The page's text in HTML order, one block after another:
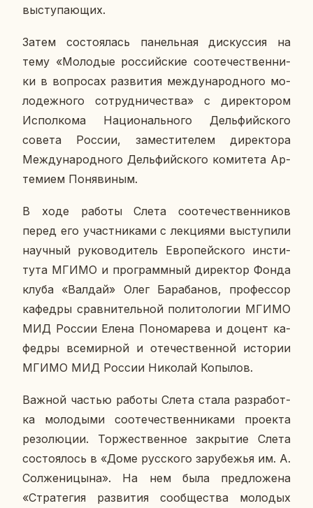
вы­сту­па­ю­щих.
Затем со­сто­я­лась па­нель­ная дис­кус­сия на
тему «Мо­ло­дые рос­сий­ские со­оте­че­ствен­ни­
ки в во­про­сах раз­ви­тия меж­ду­на­род­но­го мо­
ло­деж­но­го со­труд­ни­че­ства» с ди­рек­то­ром
Ис­пол­ко­ма На­ци­о­наль­но­го Дель­фий­ско­го
совета России, за­ме­сти­те­лем ди­рек­то­ра
Меж­ду­на­род­но­го Дель­фий­ско­го ко­ми­те­та Ар­
те­ми­ем По­ня­ви­ным.
В ходе работы Слета со­оте­че­ствен­ни­ков
перед его участ­ни­ка­ми с лек­ци­я­ми вы­сту­пи­ли
на­уч­ный ру­ко­во­ди­тель Ев­ро­пей­ско­го ин­сти­
ту­та МГИМО и про­грамм­ный ди­рек­тор Фонда
клуба «Валдай» Олег Ба­ра­ба­нов, про­фес­сор
ка­фед­ры срав­ни­тель­ной по­ли­то­ло­гии МГИМО
МИД России Елена По­но­ма­ре­ва и доцент ка­
фед­ры все­мир­ной и оте­че­ствен­ной ис­то­рии
МГИМО МИД России Ни­ко­лай Ко­пы­лов.
Важной частью работы Слета стала раз­ра­бот­
ка мо­ло­ды­ми со­оте­че­ствен­ни­ка­ми про­ек­та
ре­зо­лю­ции. Тор­же­ствен­ное за­кры­тие Слета
со­сто­я­лось в «Доме рус­ско­го за­ру­бе­жья им. А.
Сол­же­ни­цы­на». На нем была пред­ло­же­на
«Стра­те­гия раз­ви­тия со­об­ще­ства мо­ло­дых